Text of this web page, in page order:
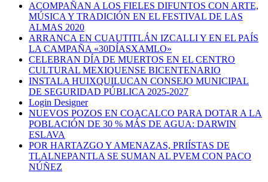
ACOMPAÑAN A LOS FIELES DIFUNTOS CON ARTE,
MÚSICA Y TRADICIÓN EN EL FESTIVAL DE LAS
ALMAS 2020
ARRANCA EN CUAUTITLÁN IZCALLI Y EN EL PAÍS
LA CAMPAÑA «30DÍASXAMLO»
CELEBRAN DÍA DE MUERTOS EN EL CENTRO
CULTURAL MEXIQUENSE BICENTENARIO
INSTALA HUIXQUILUCAN CONSEJO MUNICIPAL
DE SEGURIDAD PÚBLICA 2025-2027
Login Designer
NUEVOS POZOS EN COACALCO PARA DOTAR A LA
POBLACIÓN DE 30 % MÁS DE AGUA: DARWIN
ESLAVA
POR HARTAZGO Y AMENAZAS, PRIÍSTAS DE
TLALNEPANTLA SE SUMAN AL PVEM CON PACO
NÚÑEZ